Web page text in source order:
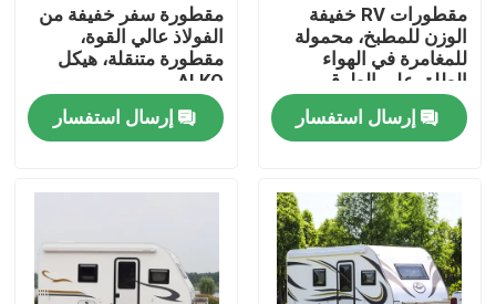
رقابة جودة
اتصل بنا
مستعملة شاحنة قلابة
شاحنة قلابة
مقطورات RV خفيفة
الوزن للمطبخ، محمولة
للمغامرة في الهواء
الطلق على الطرق
الوعرة
إرسال استفسار
مقطورة سفر خفيفة من
الفولاذ عالي القوة،
مقطورة متنقلة، هيكل
ALKO
إرسال استفسار